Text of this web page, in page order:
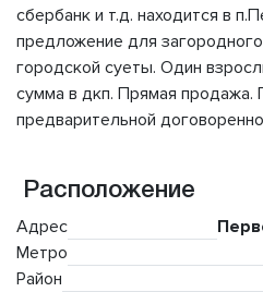
сбербанк и т.д. находится в
предложение для
городской суеты. Один
сумма в дкп. Прямая продажа.
предварительной
Расположение
Адрес
Метро
Район